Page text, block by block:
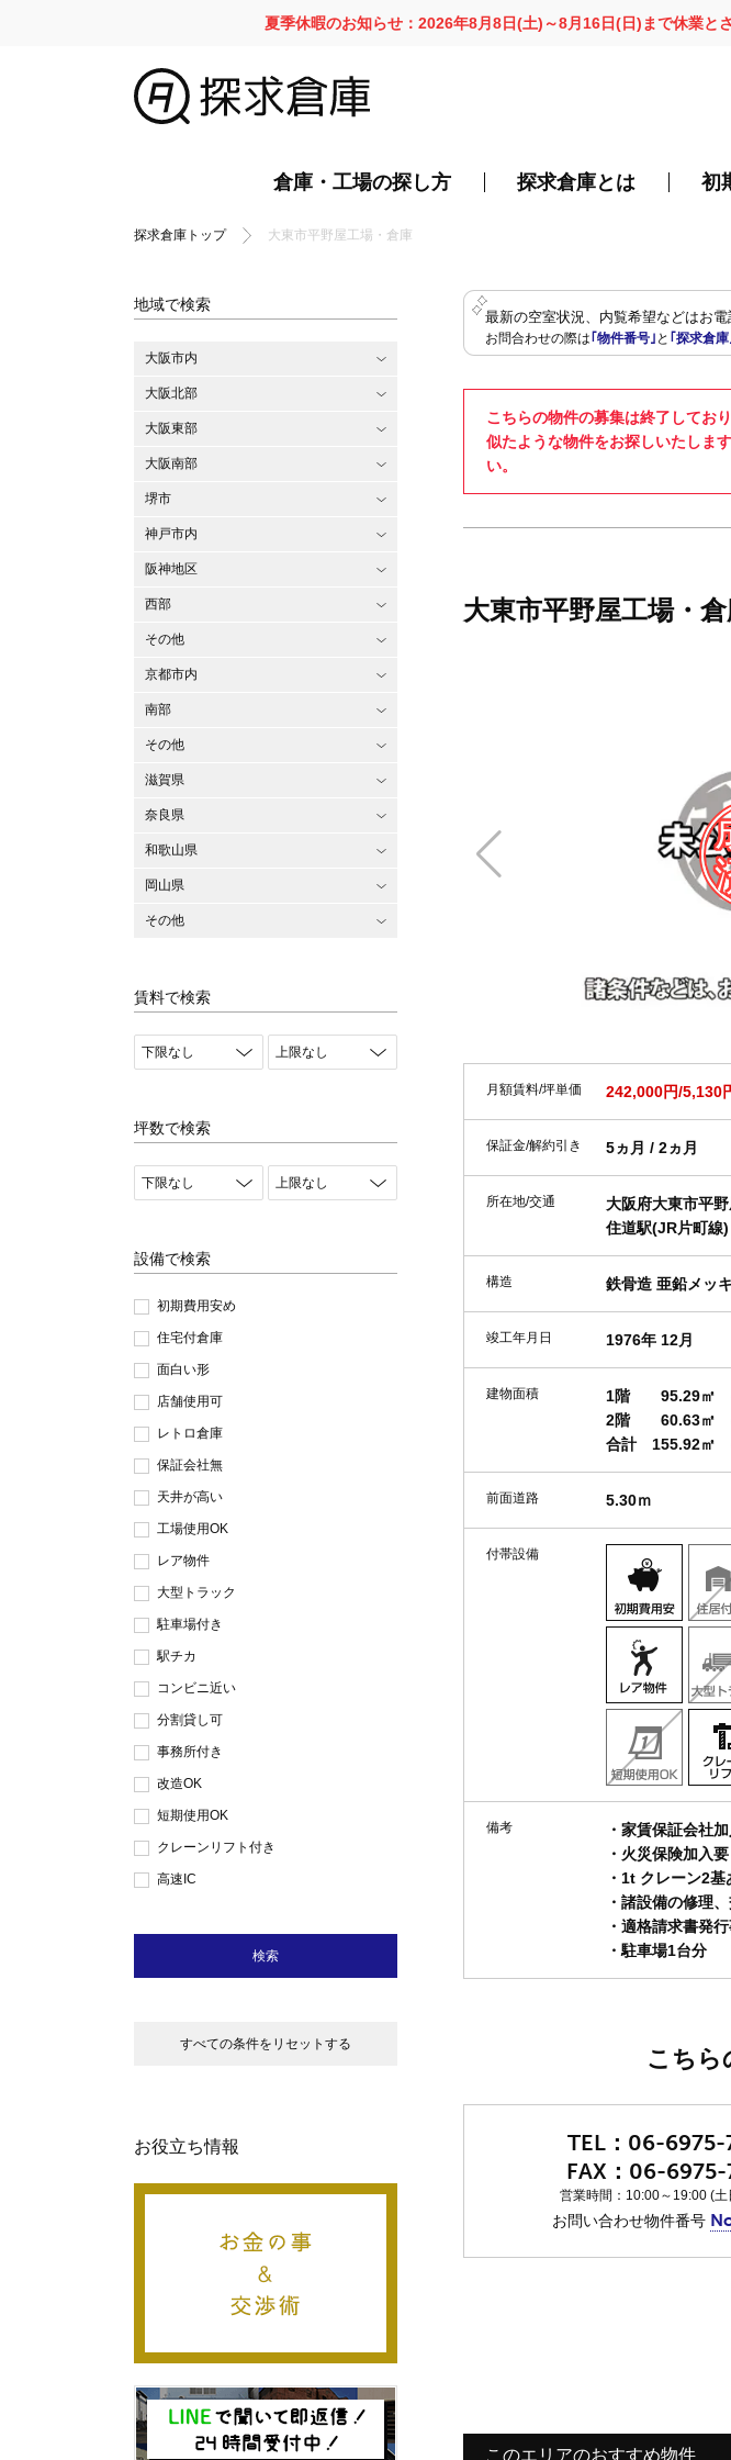
夏季休暇のお知らせ：2026年8月8日(土)～8月16日(日)まで休業と
倉庫・工場の探し方 探求倉庫とは 初
探求倉庫トップ 大東市平野屋工場・倉庫
最新の空室状況、内覧希望などはお電
お問合わせの際は｢物件番号｣ と ｢探求倉庫
こちらの物件の募集は終了しており
似たような物件をお探しいたしま
い。
大東市平野屋工場・
月額賃料/坪単価 242,000円/5,130
保証金/解約引き 5ヵ月 / 2ヵ月
所在地/交通
大阪府大東市平
住道駅(JR片町線
構造 鉄骨造 亜鉛メッ
竣工年月日 1976年 12月
建物面積 1階 95.29㎡
2階
60.63㎡
合計
155.92㎡
前面道路 5.30ｍ
付帯設備
備考
・家賃保証会社
・火災保険加入要
・1t クレーン2基
・諸設備の修理
・適格請求書発
・駐車場1台分
こちら
06-6975-
06-6975-
営業時間：10:00～19:00 (土
お問い合わせ物件番号
このエリアのおすすめ物件
地域で検索
大阪市内
大阪北部
大阪東部
大阪南部
堺市
神戸市内
阪神地区
西部
その他
京都市内
南部
その他
滋賀県
奈良県
和歌山県
岡山県
その他
賃料で検索
坪数で検索
設備で検索
初期費用安め
住宅付倉庫
面白い形
店舗使用可
レトロ倉庫
保証会社無
天井が高い
工場使用OK
レア物件
大型トラック
駐車場付き
駅チカ
コンビニ近い
分割貸し可
事務所付き
改造OK
短期使用OK
クレーンリフト付き
高速IC
検索
すべての条件をリセットする
お役立ち情報